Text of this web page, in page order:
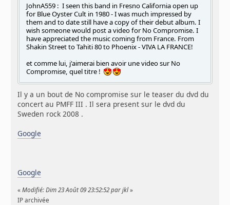
JohnA559 : I seen this band in Fresno California open up
for Blue Oyster Cult in 1980 - I was much impressed by
them and to date still have a copy of their debut album. I
wish someone would post a video for No Compromise. I
have appreciated the music coming from France. From
Shakin Street to Tahiti 80 to Phoenix - VIVA LA FRANCE!
et comme lui, j'aimerai bien avoir une video sur No
Compromise, quel titre !
Il y a un bout de No compromise sur le teaser du dvd du
concert au PMFF III . Il sera present sur le dvd du
Sweden rock 2008 .
Google
Google
«Modifié: Dim 23 Août 09 23:52:52 par jkl»
IP archivée